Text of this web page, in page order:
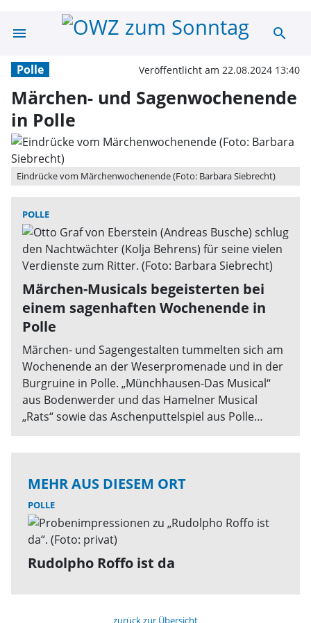
menu Märchen- und
search
Polle Veröffentlicht am 22.08.2024 13:40
Märchen- und Sagenwochenende
in Polle
Eindrücke vom Märchenwochenende (Foto: Barbara Siebrecht)
POLLE
Märchen-Musicals begeisterten bei
einem sagenhaften Wochenende in
Polle
Märchen- und Sagengestalten tummelten sich am
Wochenende an der Weserpromenade und in der
Burgruine in Polle. „Münchhausen-Das Musical“
aus Bodenwerder und das Hamelner Musical
„Rats“ sowie das Aschenputtelspiel aus Polle
vieler ehrenamtlich aktiver Organisatoren und
Darsteller bot der Weserort ein spannendes,
buntes, musikalisches Programm das nicht nur die
Kinder begeisterte. Zu Beginn stellte Otto Graf von
Eberstein (Andreas Busche) begleitet von seiner
Gemahlin Gräfin Ludgardis (Carola Busche) das
Samtgemeindebürgermeister Sebastian Rode und
MEHR AUS DIESEM ORT
POLLE
Rudolpho Roffo ist da
zurück zur Übersicht